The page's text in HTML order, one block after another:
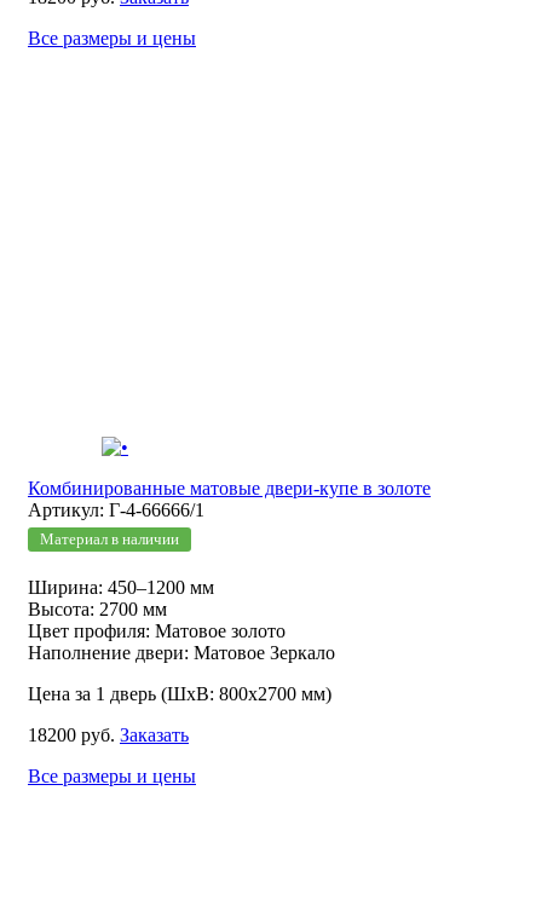
Все размеры и цены
Комбинированные матовые двери-купе в золоте
Артикул: Г-4-66666/1
Материал в наличии
Ширина: 450–1200 мм
Высота: 2700 мм
Цвет профиля: Матовое золото
Наполнение двери: Матовое Зеркало
Цена за 1 дверь (ШхВ: 800х2700 мм)
18200 руб. Заказать
Все размеры и цены